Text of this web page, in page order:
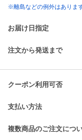
※離島などの例外はありま
お届け日指定
注文から発送まで
クーポン利用可否
支払い方法
複数商品のご注文につ